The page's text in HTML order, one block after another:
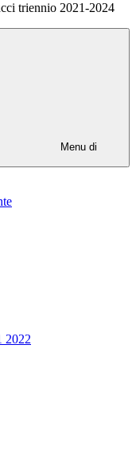
triennio 2021-2024
Menu di
2022